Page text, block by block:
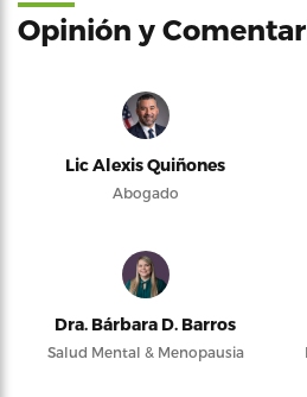
Opinión y
Lic Alexis Quiñones
Abogado
Dra. Bárbara D. Barros
Salud Mental & Menopausia